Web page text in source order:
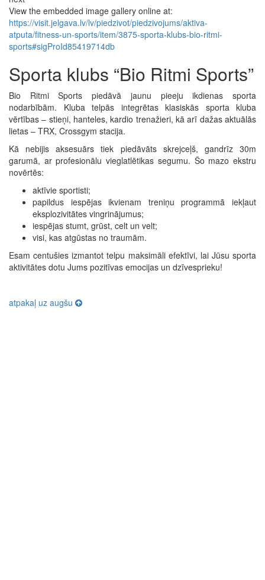
View the embedded image gallery online at:
https://visit.jelgava.lv/lv/piedzivot/piedzivojums/aktiva-
atputa/fitness-un-sports/item/3875-sporta-klubs-bio-ritmi-
sports#sigProId85419714db
Sporta klubs “Bio Ritmi Sports”
Bio Ritmi Sports piedāvā jaunu pieeju ikdienas sporta
nodarbībām. Kluba telpās integrētas klasiskās sporta kluba
vērtības – stieņi, hanteles, kardio trenažieri, kā arī dažas aktuālās
lietas – TRX, Crossgym stacija.
Kā nebijis aksesuārs tiek piedāvāts skrejceļš, gandrīz 30m
garumā, ar profesionālu vieglatlētikas segumu. Šo mazo ekstru
novērtēs:
aktīvie sportisti;
papildus iespējas ikvienam treniņu programmā iekļaut
eksplozivitātes vingrinājumus;
iespējas stumt, grūst, celt un velt;
visi, kas atgūstas no traumām.
Esam centušies izmantot telpu maksimāli efektīvi, lai Jūsu sporta
aktivitātes dotu Jums pozitīvas emocijas un dzīvesprieku!
atpakaļ uz augšu